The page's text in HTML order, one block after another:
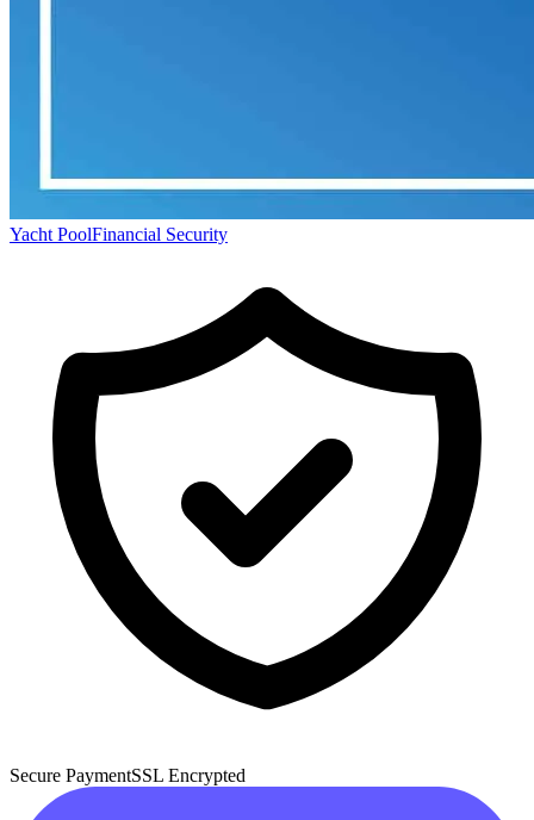
Yacht PoolFinancial Security
Secure PaymentSSL Encrypted